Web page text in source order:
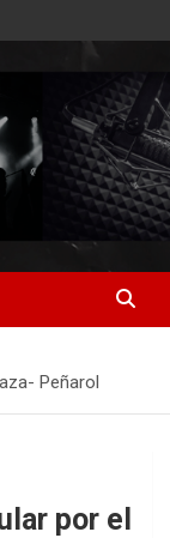
Peñarol
por el